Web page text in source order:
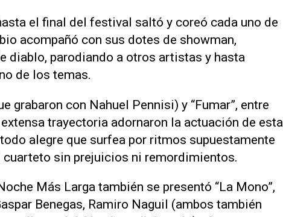
el final del festival saltó y coreó cada uno de
acompañó con sus dotes de showman,
diablo, parodiando a otros artistas y hasta
de los temas.
grabaron con Nahuel Pennisi) y “Fumar”, entre
trayectoria adornaron la actuación de esta
alegre que surfea por ritmos supuestamente
sin prejuicios ni remordimientos.
Más Larga también se presentó “La Mono”,
Benegas, Ramiro Naguil (ambos también